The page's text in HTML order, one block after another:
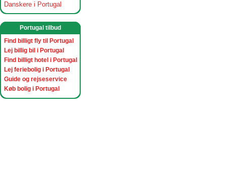
Danskere i Portugal
Portugal tilbud
Find billigt fly til Portugal
Lej billig bil i Portugal
Find billigt hotel i Portugal
Lej feriebolig i Portugal
Guide og rejseservice
Køb bolig i Portugal